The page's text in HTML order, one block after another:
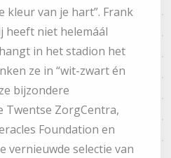
kleur van je hart”. Frank
heeft niet helemáál
in het stadion het
ze in “wit-zwart én
bijzondere
Twentse ZorgCentra,
Foundation en
vernieuwde selectie van